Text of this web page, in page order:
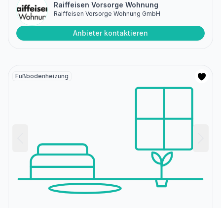
Raiffeisen Vorsorge Wohnung
Raiffeisen Vorsorge Wohnung GmbH
Anbieter kontaktieren
Fußbodenheizung